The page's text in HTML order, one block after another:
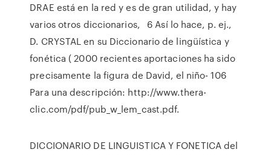
DRAE está en la red y es de gran utilidad, y hay
varios otros diccionarios, 6 Así lo hace, p. ej.,
D. CRYSTAL en su Diccionario de lingüística y
fonética ( 2000 recientes aportaciones ha sido
precisamente la figura de David, el niño- 106
Para una descripción: http://www.thera-
clic.com/pdf/pub_w_lem_cast.pdf.
DICCIONARIO DE LINGUISTICA Y FONETICA del